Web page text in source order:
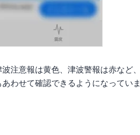
波注意報は黄色、津波警報は赤など、
わせて確認できるようになっていま